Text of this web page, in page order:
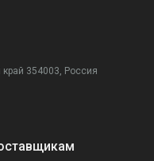
354003, Россия